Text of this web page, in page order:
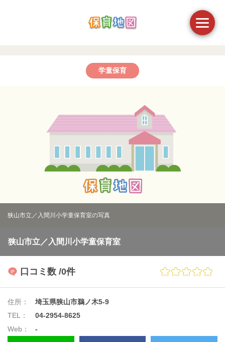
学童保育
狭山市立／入間川小学童保育室の写真
狭山市立／入間川小学童保育室
口コミ数 /0件
住所：
埼玉県狭山市鵜ノ木5-9
TEL：
04-2954-8625
Web：
-